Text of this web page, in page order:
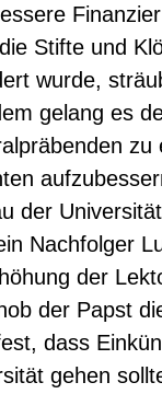
Stifte und
wurde,
gelang es
der
Nachfolger
der
der Papst
dass
gehen